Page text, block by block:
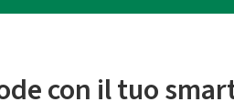
con il tuo